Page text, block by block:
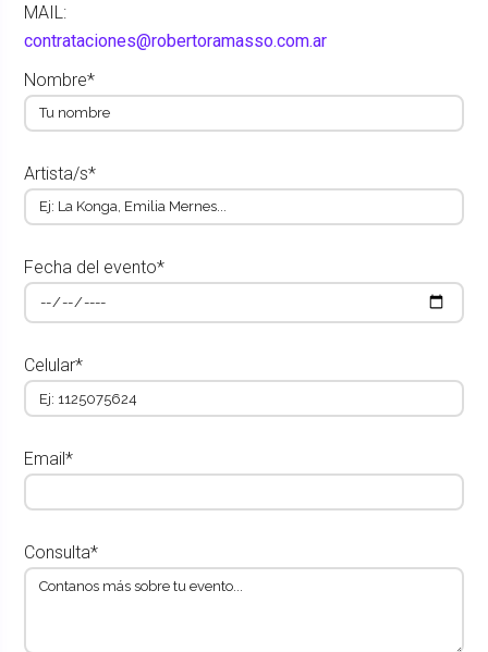
MAIL:
contrataciones@robertoramasso.com.ar
Nombre*
Artista/s*
Fecha del evento*
Celular*
Email*
Consulta*